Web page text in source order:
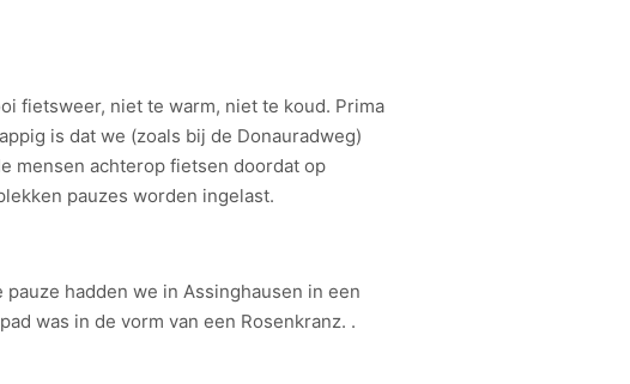
fietsweer, niet te warm, niet te koud. Prima
is dat we (zoals bij de Donauradweg)
mensen achterop fietsen doordat op
pauzes worden ingelast.
pauze hadden we in Assinghausen in een
was in de vorm van een Rosenkranz. .